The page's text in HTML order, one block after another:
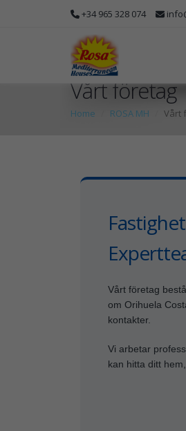
+34 965 328 074
Vårt företag
Home ROSA MH Vårt
Vårt företag
om Orihuela
kontakter.
Vi arbetar
kan hitta ditt